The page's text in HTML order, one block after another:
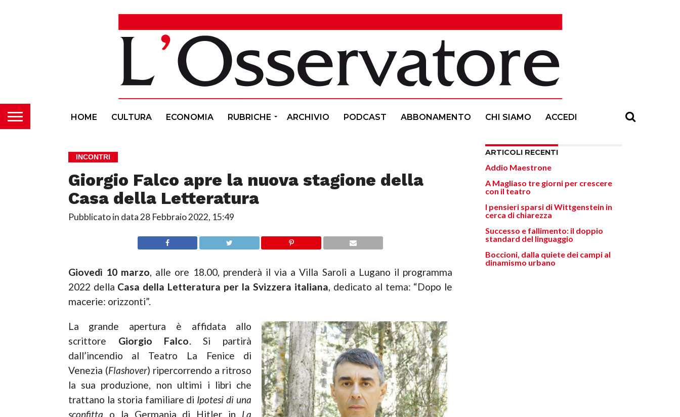
HOME CULTURA ECONOMIA RUBRICHE ARCHIVIO PODCAST ABBONAMENTO CHI SIAMO ACCEDI
INCONTRI
Giorgio Falco apre la nuova stagione della
Casa della Letteratura
Pubblicato in data28 Febbraio 2022, 15:49
Giovedì 10 marzo, alle ore 18.00, prenderà il via a Villa Saroli a Lugano il programma
2022 della Casa della Letteratura per la Svizzera italiana, dedicato al tema: “Dopo le
macerie: orizzonti”.
La grande apertura è affidata allo
scrittore Giorgio Falco. Si partirà
dall’incendio al Teatro La Fenice di
Venezia (Flashover) ripercorrendo a ritroso
la sua produzione, non ultimi i libri che
trattano la storia familiare di Ipotesi di una
sconfitta o la Germania di Hitler in La
ARTICOLI RECENTI
Addio Maestrone
A Magliaso tre giorni per crescere
con il teatro
I pensieri sparsi di Wittgenstein in
cerca di chiarezza
Successo e fallimento: il doppio
standard del linguaggio
Boccioni, dalla quiete dei campi al
dinamismo urbano